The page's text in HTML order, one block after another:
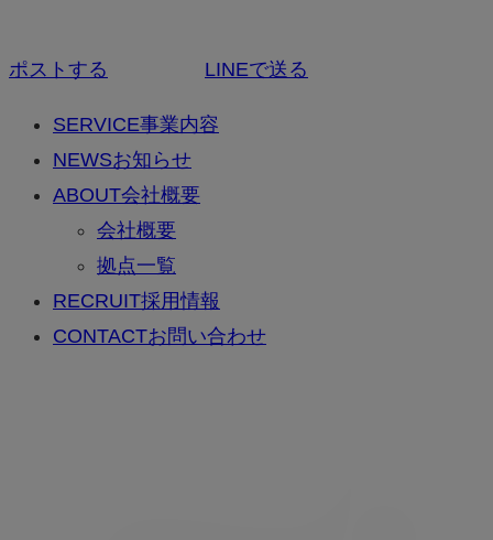
ポストする LINEで送る
SERVICE事業内容
NEWSお知らせ
ABOUT会社概要
会社概要
拠点一覧
RECRUIT採用情報
CONTACTお問い合わせ